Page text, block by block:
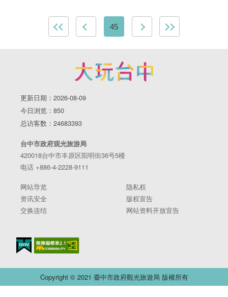
45
更新日期：2026-08-09
今日浏览：850
总访客数：24683393
台中市政府观光旅游局
420018台中市丰原区阳明街36号5楼
电话 +886-4-2228-9111
网站导览
隐私权
资讯安全
版权宣告
交换连结
网站资料开放宣告
Copyright © 2021 臺中市政府觀光旅遊局 版權所有